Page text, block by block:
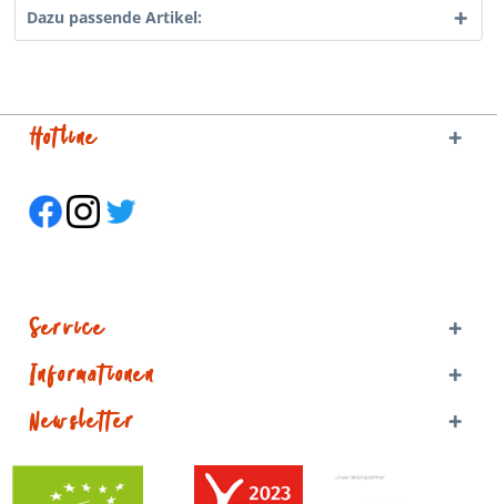
Dazu passende Artikel:
Hotline
Service
Informationen
Newsletter